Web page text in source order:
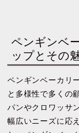
ペンギンベ
ップとその
ペンギンベーカリ
と多様性で多くの
パンやクロワッサ
幅広いニーズに応